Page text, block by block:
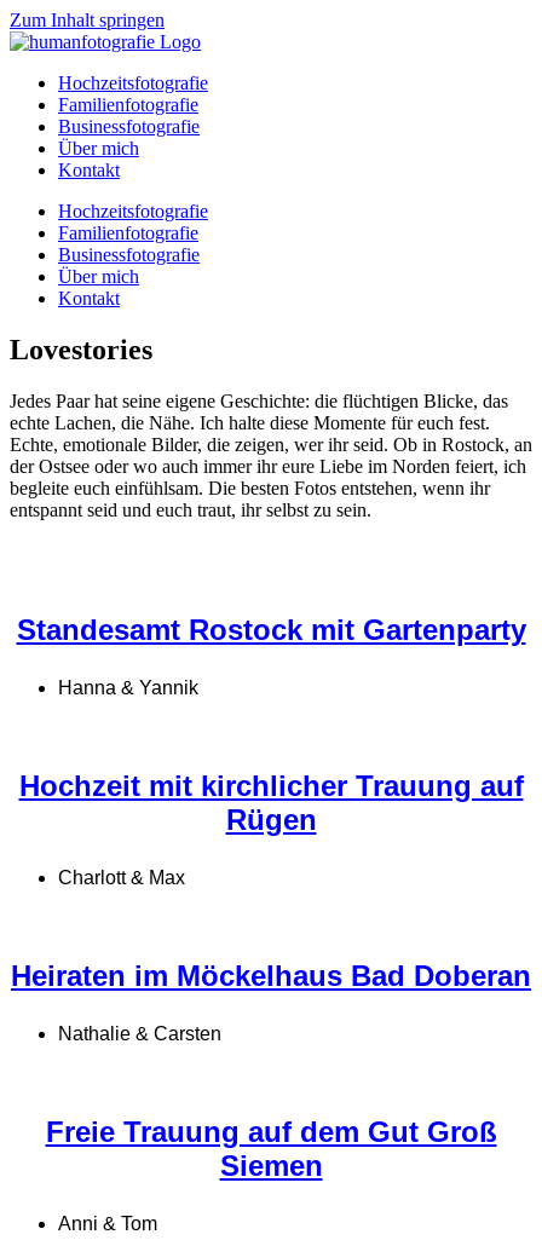
Zum Inhalt springen
Hochzeitsfotografie
Familienfotografie
Businessfotografie
Über mich
Kontakt
Hochzeitsfotografie
Familienfotografie
Businessfotografie
Über mich
Kontakt
Lovestories
Jedes Paar hat seine eigene Geschichte: die flüchtigen Blicke, das
echte Lachen, die Nähe. Ich halte diese Momente für euch fest.
Echte, emotionale Bilder, die zeigen, wer ihr seid. Ob in Rostock, an
der Ostsee oder wo auch immer ihr eure Liebe im Norden feiert, ich
begleite euch einfühlsam. Die besten Fotos entstehen, wenn ihr
entspannt seid und euch traut, ihr selbst zu sein.
Standesamt Rostock mit Gartenparty
Hanna & Yannik
Hochzeit mit kirchlicher Trauung auf
Rügen
Charlott & Max
Heiraten im Möckelhaus Bad Doberan
Nathalie & Carsten
Freie Trauung auf dem Gut Groß
Siemen
Anni & Tom